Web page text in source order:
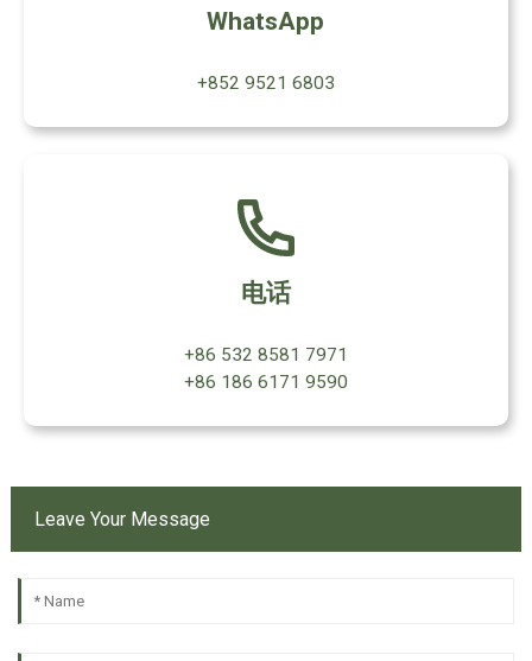
WhatsApp
+852 9521 6803
电话
+86 532 8581 7971
+86 186 6171 9590
Leave Your Message